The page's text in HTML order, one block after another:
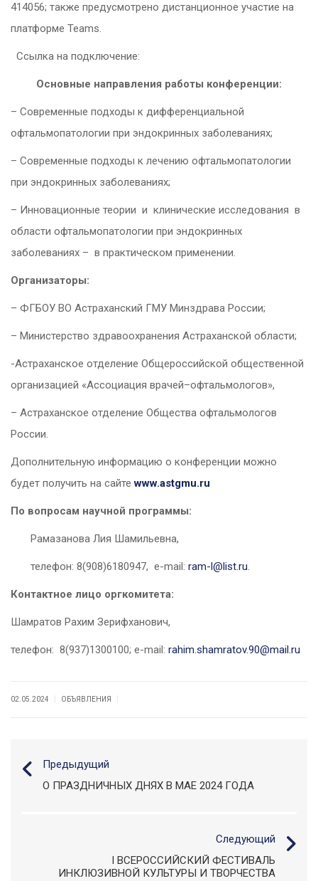
414056; также предусмотрено дистанционное участие на
платформе Teams.
Ссылка на подключение:
Основные направления работы конференции:
– Современные подходы к дифференциальной
офтальмопатологии при эндокринных заболеваниях;
– Современные подходы к лечению офтальмопатологии
при эндокринных заболеваниях;
– Инновационные теории и клинические исследования в
области офтальмопатологии при эндокринных
заболеваниях – в практическом применении.
Организаторы:
– ФГБОУ ВО Астраханский ГМУ Минздрава России;
– Министерство здравоохранения Астраханской области;
-Астраханское отделение Общероссийской общественной
организацией «Ассоциация врачей–офтальмологов»,
– Астраханское отделение Общества офтальмологов
России.
Дополнительную информацию о конференции можно
будет получить на сайтеwww.astgmu.ru
По вопросам научной программы:
Рамазанова Лия Шамильевна,
телефон: 8(908)6180947, е-mail: ram-l@list.ru.
Контактное лицо оргкомитета:
Шамратов Рахим Зерифханович,
телефон: 8(937)1300100; е-mail: rahim.shamratov.90@mail.ru
02.05.2024 ОБЪЯВЛЕНИЯ
Предыдущий
О ПРАЗДНИЧНЫХ ДНЯХ В МАЕ 2024 ГОДА
Следующий
I ВСЕРОССИЙСКИЙ ФЕСТИВАЛЬ
ИНКЛЮЗИВНОЙ КУЛЬТУРЫ И ТВОРЧЕСТВА